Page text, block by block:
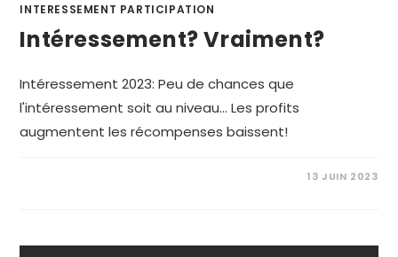
INTERESSEMENT PARTICIPATION
Intéressement? Vraiment?
Intéressement 2023: Peu de chances que
l'intéressement soit au niveau... Les profits
augmentent les récompenses baissent!
13 JUIN 2023